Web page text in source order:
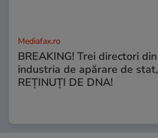
Mediafax.ro
BREAKING! Trei directori din
industria de apărare de stat,
REȚINUȚI DE DNA!